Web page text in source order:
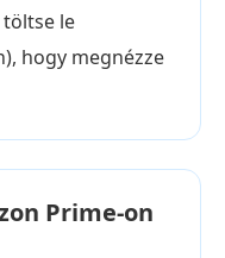
le
hogy megnézze
Prime-on